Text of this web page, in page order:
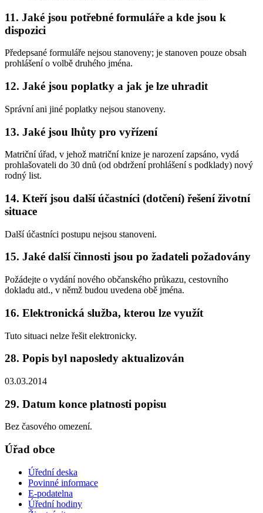
11. Jaké jsou potřebné formuláře a kde jsou k
dispozici
Předepsané formuláře nejsou stanoveny; je stanoven pouze obsah
prohlášení o volbě druhého jména.
12. Jaké jsou poplatky a jak je lze uhradit
Správní ani jiné poplatky nejsou stanoveny.
13. Jaké jsou lhůty pro vyřízení
Matriční úřad, v jehož matriční knize je narození zapsáno, vydá
prohlašovateli do 30 dnů (od obdržení prohlášení s podklady) nový
rodný list.
14. Kteří jsou další účastníci (dotčení) řešení životní
situace
Další účastníci postupu nejsou stanoveni.
15. Jaké další činnosti jsou po žadateli požadovány
Požádejte o vydání nového občanského průkazu, cestovního
dokladu atd., v němž budou uvedena obě jména.
16. Elektronická služba, kterou lze využít
Tuto situaci nelze řešit elektronicky.
28. Popis byl naposledy aktualizován
03.03.2014
29. Datum konce platnosti popisu
Bez časového omezení.
Úřad obce
Úřední deska
Povinné informace
E-podatelna
Úřední hodiny